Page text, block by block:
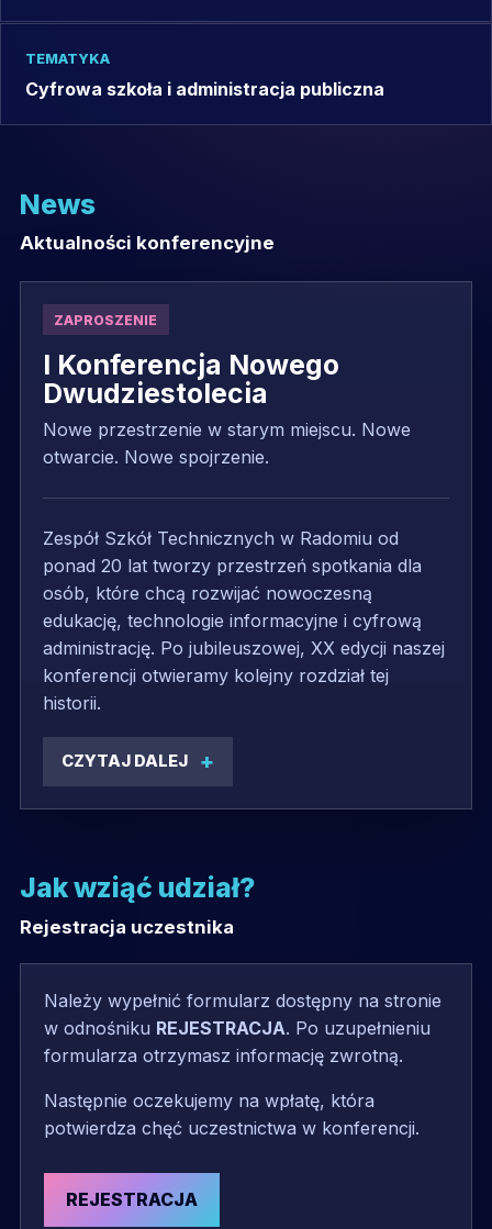
TEMATYKA
Cyfrowa szkoła i administracja publiczna
News
Aktualności konferencyjne
ZAPROSZENIE
I Konferencja Nowego
Dwudziestolecia
Nowe przestrzenie w starym miejscu. Nowe
otwarcie. Nowe spojrzenie.
Zespół Szkół Technicznych w Radomiu od
ponad 20 lat tworzy przestrzeń spotkania dla
osób, które chcą rozwijać nowoczesną
edukację, technologie informacyjne i cyfrową
administrację. Po jubileuszowej, XX edycji naszej
konferencji otwieramy kolejny rozdział tej
historii.
CZYTAJ DALEJ
Jak wziąć udział?
Rejestracja uczestnika
Należy wypełnić formularz dostępny na stronie
w odnośniku REJESTRACJA. Po uzupełnieniu
formularza otrzymasz informację zwrotną.
Następnie oczekujemy na wpłatę, która
potwierdza chęć uczestnictwa w konferencji.
REJESTRACJA